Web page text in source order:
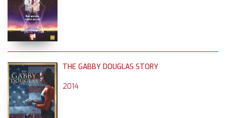
THE GABBY DOUGLAS STORY
2014